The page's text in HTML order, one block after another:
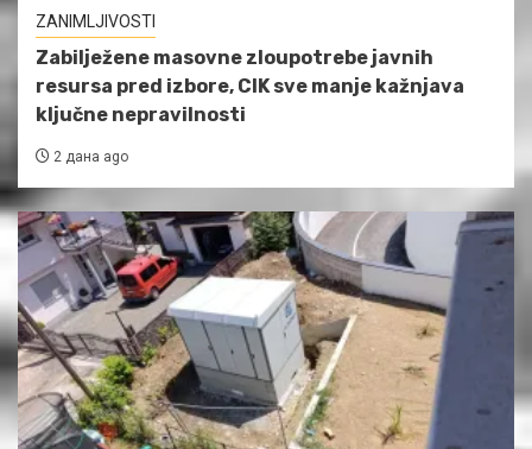
ZANIMLJIVOSTI
Zabilježene masovne zloupotrebe javnih
resursa pred izbore, CIK sve manje kažnjava
ključne nepravilnosti
2 дана ago